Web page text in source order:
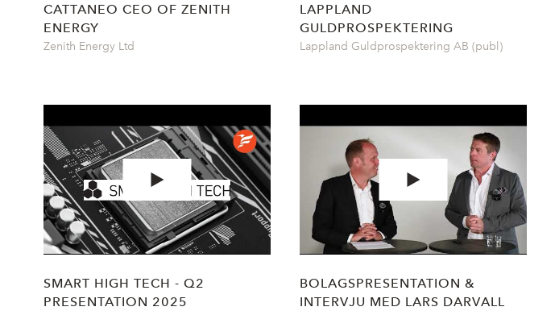
CATTANEO CEO OF ZENITH
ENERGY
Zenith Energy Ltd
LAPPLAND
GULDPROSPEKTERING
Lappland Guldprospektering AB (publ)
SMART HIGH TECH - Q2
PRESENTATION 2025
BOLAGSPRESENTATION &
INTERVJU MED LARS DARVALL